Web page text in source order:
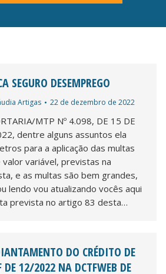
SEGURO DESEMPREGO
Artigas 22 de dezembro de 2022
MTP Nº 4.098, DE 15 DE
dentre alguns assuntos ela
para a aplicação das multas
variável, previstas na
e as multas são bem grandes,
lendo vou atualizando vocês aqui
prevista no artigo 83 desta…
DO CRÉDITO DE
DE 12/2022 NA DCTFWEB DE